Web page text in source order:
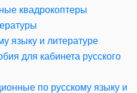
квадрокоптеры
языку и литературе
для кабинета русского
по русскому языку и